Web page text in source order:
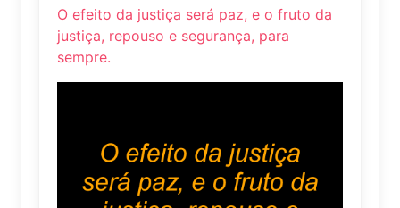
O efeito da justiça será paz, e o fruto da
justiça, repouso e segurança, para
sempre.